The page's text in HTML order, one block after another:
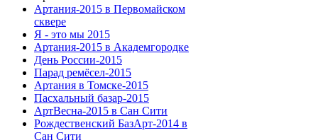
Артания-2015 в Первомайском
сквере
Я - это мы 2015
Артания-2015 в Академгородке
День России-2015
Парад ремёсел-2015
Артания в Томске-2015
Пасхальный базар-2015
АртВесна-2015 в Сан Сити
Рождественский БазАрт-2014 в
Сан Сити